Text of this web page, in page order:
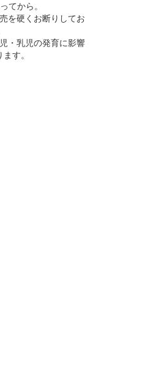
てから。
を硬くお断りしてお
・乳児の発育に影響
す。